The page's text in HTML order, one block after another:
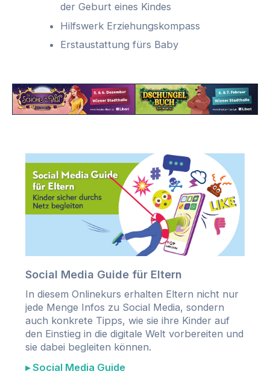
der Geburt eines Kindes
Hilfswerk Erziehungskompass
Erstaustattung fürs Baby
Social Media Guide für Eltern
In diesem Onlinekurs erhalten Eltern nicht nur
jede Menge Infos zu Social Media, sondern
auch konkrete Tipps, wie sie ihre Kinder auf
den Einstieg in die digitale Welt vorbereiten und
sie dabei begleiten können.
▸ Social Media Guide